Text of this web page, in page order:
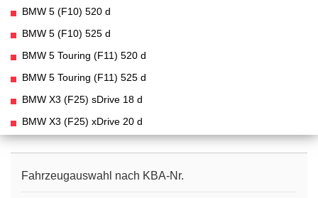
BMW 5 (F10) 520 d
BMW 5 (F10) 525 d
BMW 5 Touring (F11) 520 d
BMW 5 Touring (F11) 525 d
BMW X3 (F25) sDrive 18 d
BMW X3 (F25) xDrive 20 d
Fahrzeugauswahl nach KBA-Nr.